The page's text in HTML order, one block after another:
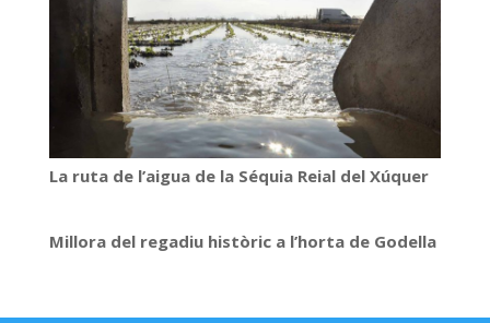
La ruta de l’aigua de la Séquia Reial del Xúquer
Millora del regadiu històric a l’horta de Godella